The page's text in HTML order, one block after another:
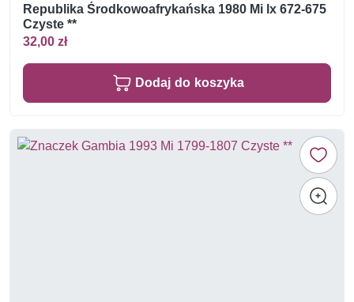
Republika Środkowoafrykańska 1980 Mi lx 672-675
Czyste **
32,00 zł
Dodaj do koszyka